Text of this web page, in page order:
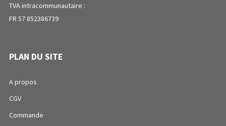
TVA intracommunautaire :
FR 57 852386739
PLAN DU SITE
A propos
CGV
Commande